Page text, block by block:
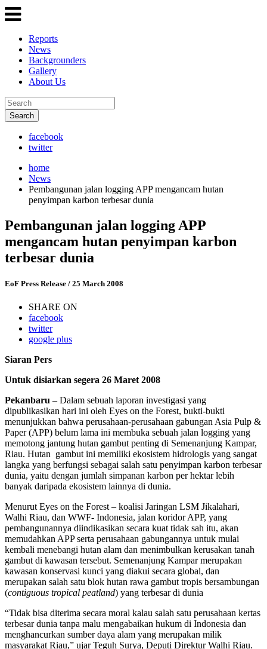
Reports
News
Backgrounders
Gallery
About Us
Search
facebook
twitter
home
News
Pembangunan jalan logging APP mengancam hutan
penyimpan karbon terbesar dunia
Pembangunan jalan logging APP
mengancam hutan penyimpan karbon
terbesar dunia
EoF Press Release / 25 March 2008
SHARE ON
facebook
twitter
google plus
Siaran Pers
Untuk disiarkan segera 26 Maret 2008
Pekanbaru – Dalam sebuah laporan investigasi yang
dipublikasikan hari ini oleh Eyes on the Forest, bukti-bukti
menunjukkan bahwa perusahaan-perusahaan gabungan Asia Pulp &
Paper (APP) belum lama ini membuka sebuah jalan logging yang
memotong jantung hutan gambut penting di Semenanjung Kampar,
Riau. Hutan gambut ini memiliki ekosistem hidrologis yang sangat
langka yang berfungsi sebagai salah satu penyimpan karbon terbesar
dunia, yaitu dengan jumlah simpanan karbon per hektar lebih
banyak daripada ekosistem lainnya di dunia.
Menurut Eyes on the Forest – koalisi Jaringan LSM Jikalahari,
Walhi Riau, dan WWF- Indonesia, jalan koridor APP, yang
pembangunannya diindikasikan secara kuat tidak sah itu, akan
memudahkan APP serta perusahaan gabungannya untuk mulai
kembali menebangi hutan alam dan menimbulkan kerusakan tanah
gambut di kawasan tersebut. Semenanjung Kampar merupakan
kawasan konservasi kunci yang diakui secara global, dan
merupakan salah satu blok hutan rawa gambut tropis bersambungan
(contiguous tropical peatland) yang terbesar di dunia
“Tidak bisa diterima secara moral kalau salah satu perusahaan kertas
terbesar dunia tanpa malu mengabaikan hukum di Indonesia dan
menghancurkan sumber daya alam yang merupakan milik
masyarakat Riau,” ujar Teguh Surya, Deputi Direktur Walhi Riau.